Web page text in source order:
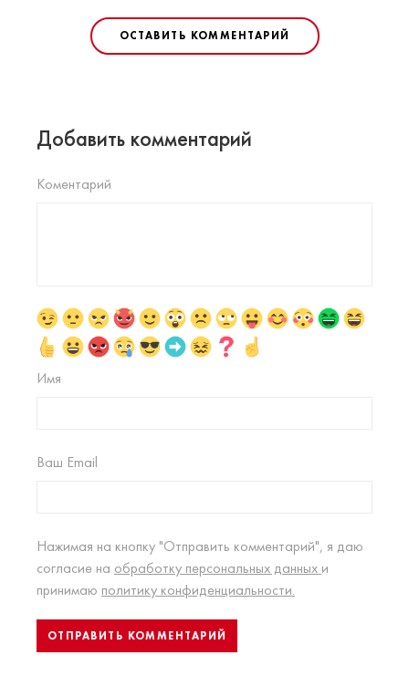
ОСТАВИТЬ КОММЕНТАРИЙ
Добавить комментарий
Коментарий
Имя
Ваш Email
Нажимая на кнопку "Отправить комментарий", я даю
согласие на обработку персональных данных и
принимаю политику конфиденциальности.